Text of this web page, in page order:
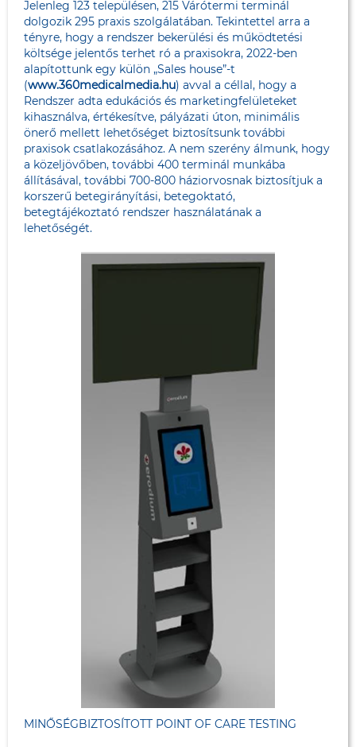
Jelenleg 123 településen, 215 Várótermi terminál
dolgozik 295 praxis szolgálatában. Tekintettel arra a
tényre, hogy a rendszer bekerülési és működtetési
költsége jelentős terhet ró a praxisokra, 2022-ben
alapítottunk egy külön „Sales house”-t
(www.360medicalmedia.hu) avval a céllal, hogy a
Rendszer adta edukációs és marketingfelületeket
kihasználva, értékesítve, pályázati úton, minimális
önerő mellett lehetőséget biztosítsunk további
praxisok csatlakozásához. A nem szerény álmunk, hogy
a közeljövőben, további 400 terminál munkába
állításával, további 700-800 háziorvosnak biztosítjuk a
korszerű betegirányítási, betegoktató,
betegtájékoztató rendszer használatának a
lehetőségét.
MINŐSÉGBIZTOSÍTOTT POINT OF CARE TESTING